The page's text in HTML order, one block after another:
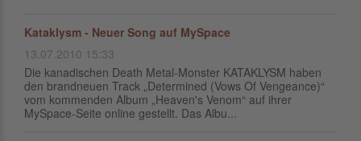
Kataklysm - Neuer Song auf MySpace
13.07.2010 15:33
Die kanadischen Death Metal-Monster KATAKLYSM haben
den brandneuen Track „Determined (Vows Of Vengeance)“
vom kommenden Album „Heaven's Venom“ auf ihrer
MySpace-Seite online gestellt. Das Albu...